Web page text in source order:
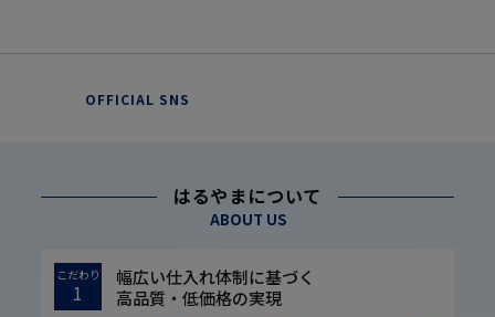
OFFICIAL SNS
はるやまについて
ABOUT US
こだわり
1
幅広い仕入れ体制に基づく
高品質・低価格の実現